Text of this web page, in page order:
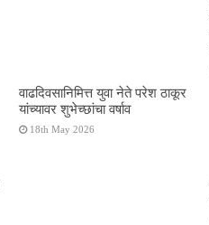
वाढदिवसानिमित्त युवा नेते परेश ठाकूर
यांच्यावर शुभेच्छांचा वर्षाव
18th May 2026